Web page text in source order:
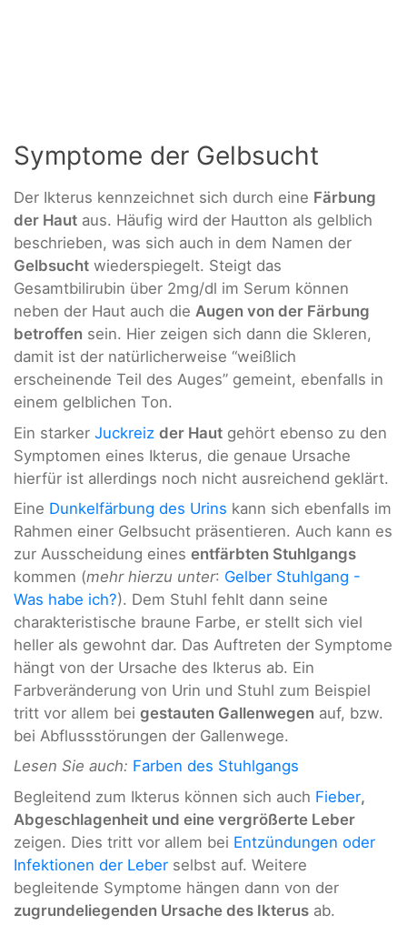
Symptome der Gelbsucht
Der Ikterus kennzeichnet sich durch eine Färbung
der Haut aus. Häufig wird der Hautton als gelblich
beschrieben, was sich auch in dem Namen der
Gelbsucht wiederspiegelt. Steigt das
Gesamtbilirubin über 2mg/dl im Serum können
neben der Haut auch die Augen von der Färbung
betroffen sein. Hier zeigen sich dann die Skleren,
damit ist der natürlicherweise “weißlich
erscheinende Teil des Auges” gemeint, ebenfalls in
einem gelblichen Ton.
Ein starker Juckreiz der Haut gehört ebenso zu den
Symptomen eines Ikterus, die genaue Ursache
hierfür ist allerdings noch nicht ausreichend geklärt.
Eine Dunkelfärbung des Urins kann sich ebenfalls im
Rahmen einer Gelbsucht präsentieren. Auch kann es
zur Ausscheidung eines entfärbten Stuhlgangs
kommen (mehr hierzu unter: Gelber Stuhlgang -
Was habe ich?). Dem Stuhl fehlt dann seine
charakteristische braune Farbe, er stellt sich viel
heller als gewohnt dar. Das Auftreten der Symptome
hängt von der Ursache des Ikterus ab. Ein
Farbveränderung von Urin und Stuhl zum Beispiel
tritt vor allem bei gestauten Gallenwegen auf, bzw.
bei Abflussstörungen der Gallenwege.
Lesen Sie auch: Farben des Stuhlgangs
Begleitend zum Ikterus können sich auch Fieber,
Abgeschlagenheit und eine vergrößerte Leber
zeigen. Dies tritt vor allem bei Entzündungen oder
Infektionen der Leber selbst auf. Weitere
begleitende Symptome hängen dann von der
zugrundeliegenden Ursache des Ikterus ab.